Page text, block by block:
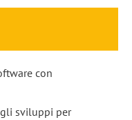
con
sviluppi per